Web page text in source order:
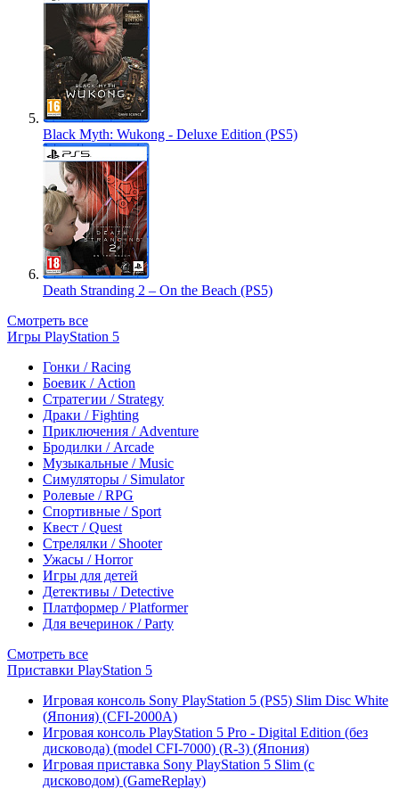
Black Myth: Wukong - Deluxe Edition (PS5)
Death Stranding 2 – On the Beach (PS5)
Смотреть все
Игры PlayStation 5
Гонки / Racing
Боевик / Action
Стратегии / Strategy
Драки / Fighting
Приключения / Adventure
Бродилки / Arcade
Музыкальные / Music
Симуляторы / Simulator
Ролевые / RPG
Спортивные / Sport
Квест / Quest
Стрелялки / Shooter
Ужасы / Horror
Игры для детей
Детективы / Detective
Платформер / Platformer
Для вечеринок / Party
Смотреть все
Приставки PlayStation 5
Игровая консоль Sony PlayStation 5 (PS5) Slim Disc White
(Япония) (CFI-2000A)
Игровая консоль PlayStation 5 Pro - Digital Edition (без
дисковода) (model CFI-7000) (R-3) (Япония)
Игровая приставка Sony PlayStation 5 Slim (с
дисководом) (GameReplay)